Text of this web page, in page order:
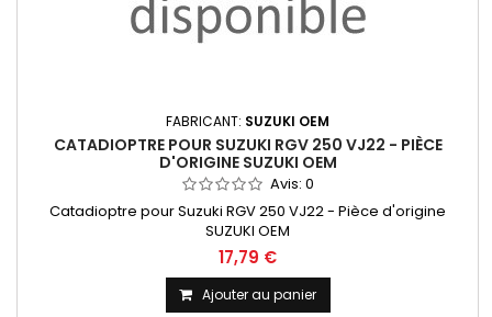
FABRICANT: SUZUKI OEM
CATADIOPTRE POUR SUZUKI RGV 250 VJ22 - PIÈCE
D'ORIGINE SUZUKI OEM
Avis: 0
Catadioptre pour Suzuki RGV 250 VJ22 - Pièce d'origine
SUZUKI OEM
17,79 €
Ajouter au panier